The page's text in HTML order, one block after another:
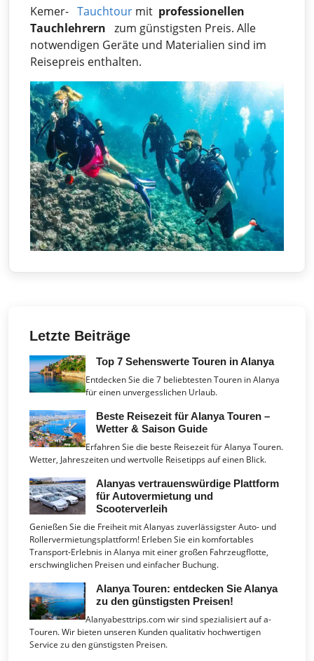
Kemer- Tauchtour mit professionellen
Tauchlehrern zum günstigsten Preis. Alle
notwendigen Geräte und Materialien sind im
Reisepreis enthalten.
Letzte Beiträge
Top 7 Sehenswerte Touren in Alanya
Entdecken Sie die 7 beliebtesten Touren in Alanya
für einen unvergesslichen Urlaub.
Beste Reisezeit für Alanya Touren –
Wetter & Saison Guide
Erfahren Sie die beste Reisezeit für Alanya Touren.
Wetter, Jahreszeiten und wertvolle Reisetipps auf einen Blick.
Alanyas vertrauenswürdige Plattform
für Autovermietung und
Scooterverleih
Genießen Sie die Freiheit mit Alanyas zuverlässigster Auto- und
Rollervermietungsplattform! Erleben Sie ein komfortables
Transport-Erlebnis in Alanya mit einer großen Fahrzeugflotte,
erschwinglichen Preisen und einfacher Buchung.
Alanya Touren: entdecken Sie Alanya
zu den günstigsten Preisen!
Alanyabesttrips.com wir sind spezialisiert auf a-
Touren. Wir bieten unseren Kunden qualitativ hochwertigen
Service zu den günstigsten Preisen.